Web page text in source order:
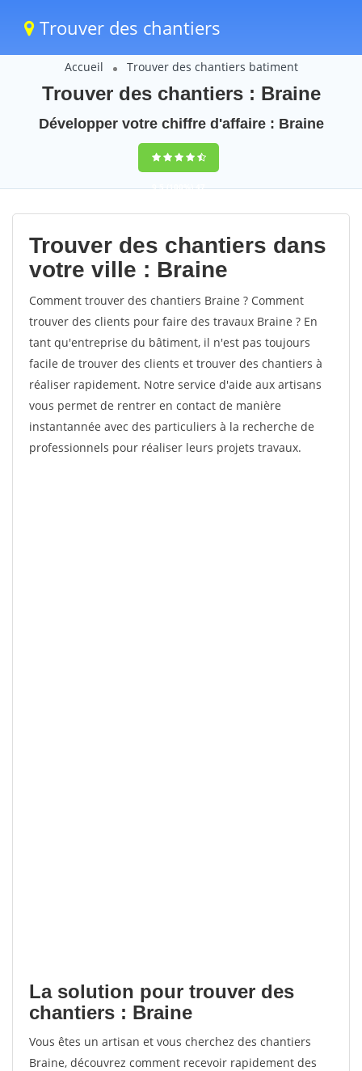
Trouver des chantiers
Accueil Trouver des chantiers batiment
Trouver des chantiers : Braine
Développer votre chiffre d'affaire : Braine
9,5(100%)47
votes
Trouver des chantiers dans
votre ville : Braine
Comment trouver des chantiers Braine ? Comment
trouver des clients pour faire des travaux Braine ? En
tant qu'entreprise du bâtiment, il n'est pas toujours
facile de trouver des clients et trouver des chantiers à
réaliser rapidement. Notre service d'aide aux artisans
vous permet de rentrer en contact de manière
instantannée avec des particuliers à la recherche de
professionnels pour réaliser leurs projets travaux.
La solution pour trouver des
chantiers : Braine
Vous êtes un artisan et vous cherchez des chantiers
Braine, découvrez comment recevoir rapidement des